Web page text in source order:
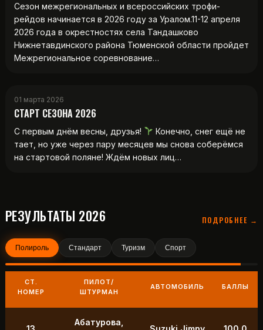
Сезон межрегиональных и всероссийских трофи-
рейдов начинается в 2026 году за Уралом.11-12 апреля
2026 года в окрестностях села Тандашково
Нижнетавдинского района Тюменской области пройдет
Межрегиональное соревнование…
01 марта 2026
СТАРТ СЕЗОНА 2026
С первым днём весны, друзья!
Конечно, снег ещё не
тает, но уже через пару месяцев мы снова соберёмся
на стартовой поляне! Ждём новых лиц…
РЕЗУЛЬТАТЫ 2026 ПОДРОБНЕЕ →
Полироль Стандарт Туризм Спорт
СТ.
НОМЕР
ПИЛОТ/
ШТУРМАН
АВТОМОБИЛЬ БАЛЛЫ
Маслов, Ходько УАЗ